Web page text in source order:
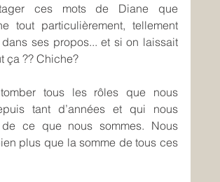
ces mots de Diane que
tout particulièrement, tellement
ses propos... et si on laissait
ça ?? Chiche?
tous les rôles que nous
tant d’années et qui nous
ce que nous sommes. Nous
plus que la somme de tous ces